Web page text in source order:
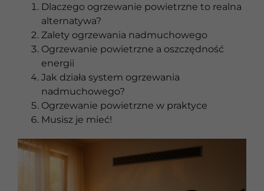
Dlaczego ogrzewanie powietrzne to realna
alternatywa?
Zalety ogrzewania nadmuchowego
Ogrzewanie powietrzne a oszczędność
energii
Jak działa system ogrzewania
nadmuchowego?
Ogrzewanie powietrzne w praktyce
Musisz je mieć!